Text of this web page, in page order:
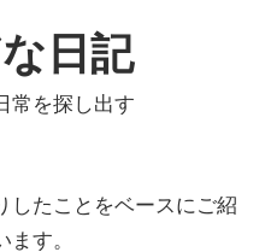
日記
常を探し出す
したことをベースにご紹
す。